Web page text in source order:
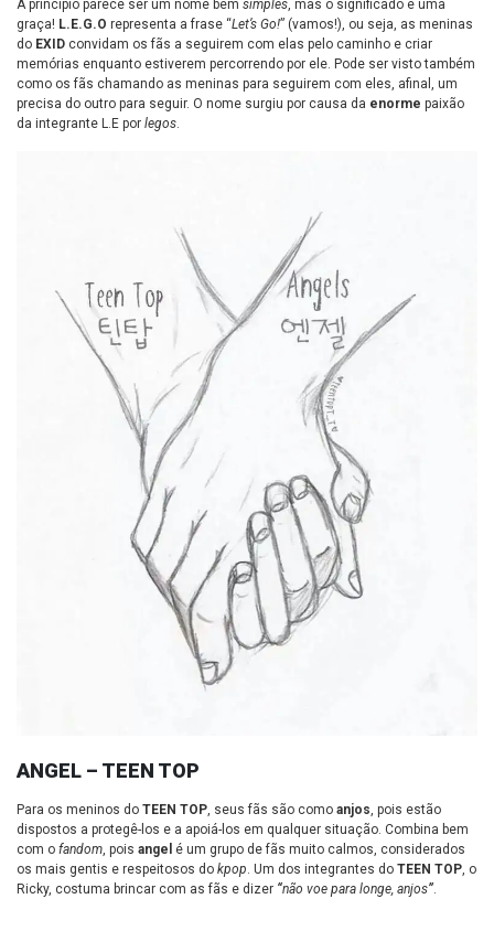
A princípio parece ser um nome bem simples , mas o significado é uma
graça! L.E.G.O representa a frase “Let’s Go!” (vamos!), ou seja, as meninas
do EXID convidam os fãs a seguirem com elas pelo caminho e criar
memórias enquanto estiverem percorrendo por ele. Pode ser visto também
como os fãs chamando as meninas para seguirem com eles, afinal, um
precisa do outro para seguir. O nome surgiu por causa da enorme paixão
da integrante L.E por legos
ANGEL – TEEN TOP
Para os meninos do TEEN TOP , seus fãs são como anjos , pois estão
dispostos a protegê-los e a apoiá-los em qualquer situação. Combina bem
com o fandom , pois angel é um grupo de fãs muito calmos, considerados
os mais gentis e respeitosos do kpop . Um dos integrantes do TEEN TOP , o
Ricky, costuma brincar com as fãs e dizer “não voe para longe, anjos”